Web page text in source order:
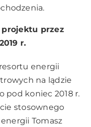
przez
r.
energii
na lądzie
pod koniec 2018 r.
stosownego
Tomasz